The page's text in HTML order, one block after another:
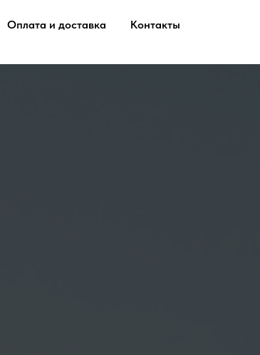
Оплата и доставка Контакты